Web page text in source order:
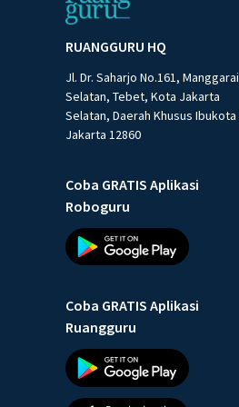
RUANGGURU HQ
Jl. Dr. Saharjo No.161, Manggarai
Selatan, Tebet, Kota Jakarta
Selatan, Daerah Khusus Ibukota
Jakarta 12860
Coba GRATIS Aplikasi
Roboguru
Coba GRATIS Aplikasi
Ruangguru